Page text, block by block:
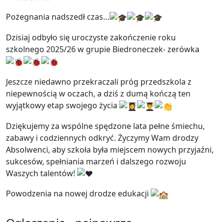
Pożegnania nadszedł czas…
Dzisiaj odbyło się uroczyste zakończenie roku
szkolnego 2025/26 w grupie Biedroneczek- zerówka
Jeszcze niedawno przekraczali próg przedszkola z
niepewnością w oczach, a dziś z dumą kończą ten
wyjątkowy etap swojego życia
Dziękujemy za wspólne spędzone lata pełne śmiechu,
zabawy i codziennych odkryć. Życzymy Wam drodzy
Absolwenci, aby szkoła była miejscem nowych przyjaźni,
sukcesów, spełniania marzeń i dalszego rozwoju
Waszych talentów!
Powodzenia na nowej drodze edukacji